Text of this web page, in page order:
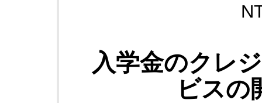
入学金のクレ
ビスの